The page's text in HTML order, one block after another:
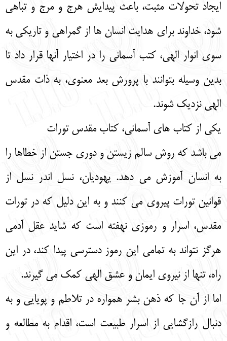
ایجاد تحولات مثبت، باعث پیدایش هرج و مرج و تباهی
شود، خداوند برای هدایت انسان‌ ها از گمراهی و تاریکی به
سوی انوار الهی، کتب آسمانی را در اختیار آنها قرار داد تا
بدین‌ وسیله بتوانند با پرورش بعد معنوی، به ذات مقدس
الهی نزدیک شوند.
یکی از کتاب‌ های آسمانی، کتاب مقدس تورات
می‌ باشد که روش سالم زیستن و دوری جستن از خطاها را
به انسان آموزش می‌ دهد. یهودیان، نسل اندر نسل از
قوانین تورات پیروی می‌ کنند و به این دلیل که در تورات
مقدس، اسرار و رموزی نهفته است که شاید عقل آدمی
هرگز نتواند به تمامی این رموز دسترسی پیدا کند، در این
راه، تنها از نیروی ایمان و عشق الهی کمک می‌ گیرند.
اما از آن جا که ذهن بشر همواره در تلاطم و پویایی و به
دنبال رازگشایی از اسرار طبیعت است، اقدام به مطالعه و